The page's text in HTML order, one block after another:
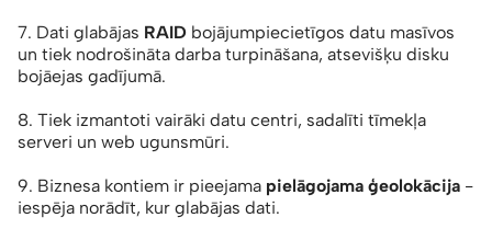
7. Dati glabājas RAID bojājumpiecietīgos datu masīvos
un tiek nodrošināta darba turpināšana, atsevišķu disku
bojāejas gadījumā.
8. Tiek izmantoti vairāki datu centri, sadalīti tīmekļa
serveri un web ugunsmūri.
9. Biznesa kontiem ir pieejama pielāgojama ģeolokācija -
iespēja norādīt, kur glabājas dati.